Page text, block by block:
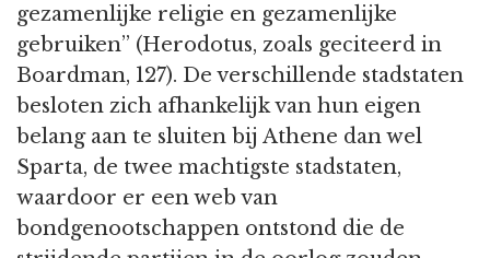
gezamenlijke religie en gezamenlijke
gebruiken” (Herodotus, zoals geciteerd in
Boardman, 127). De verschillende stadstaten
besloten zich afhankelijk van hun eigen
belang aan te sluiten bij Athene dan wel
Sparta, de twee machtigste stadstaten,
waardoor er een web van
bondgenootschappen ontstond die de